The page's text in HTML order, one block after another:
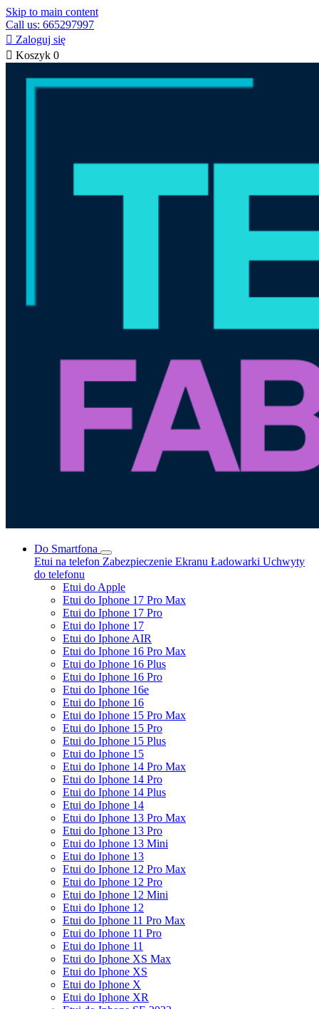
Skip to main content
Call us: 665297997
 Zaloguj się
 Koszyk 0
Do Smartfona
Etui na telefon Zabezpieczenie Ekranu Ładowarki Uchwyty
do telefonu
Etui do Apple
Etui do Iphone 17 Pro Max
Etui do Iphone 17 Pro
Etui do Iphone 17
Etui do Iphone AIR
Etui do Iphone 16 Pro Max
Etui do Iphone 16 Plus
Etui do Iphone 16 Pro
Etui do Iphone 16e
Etui do Iphone 16
Etui do Iphone 15 Pro Max
Etui do Iphone 15 Pro
Etui do Iphone 15 Plus
Etui do Iphone 15
Etui do Iphone 14 Pro Max
Etui do Iphone 14 Pro
Etui do Iphone 14 Plus
Etui do Iphone 14
Etui do Iphone 13 Pro Max
Etui do Iphone 13 Pro
Etui do Iphone 13 Mini
Etui do Iphone 13
Etui do Iphone 12 Pro Max
Etui do Iphone 12 Pro
Etui do Iphone 12 Mini
Etui do Iphone 12
Etui do Iphone 11 Pro Max
Etui do Iphone 11 Pro
Etui do Iphone 11
Etui do Iphone XS Max
Etui do Iphone XS
Etui do Iphone X
Etui do Iphone XR